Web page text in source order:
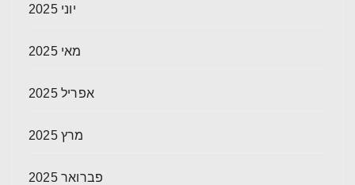
יוני 2025
מאי 2025
אפריל 2025
מרץ 2025
פברואר 2025